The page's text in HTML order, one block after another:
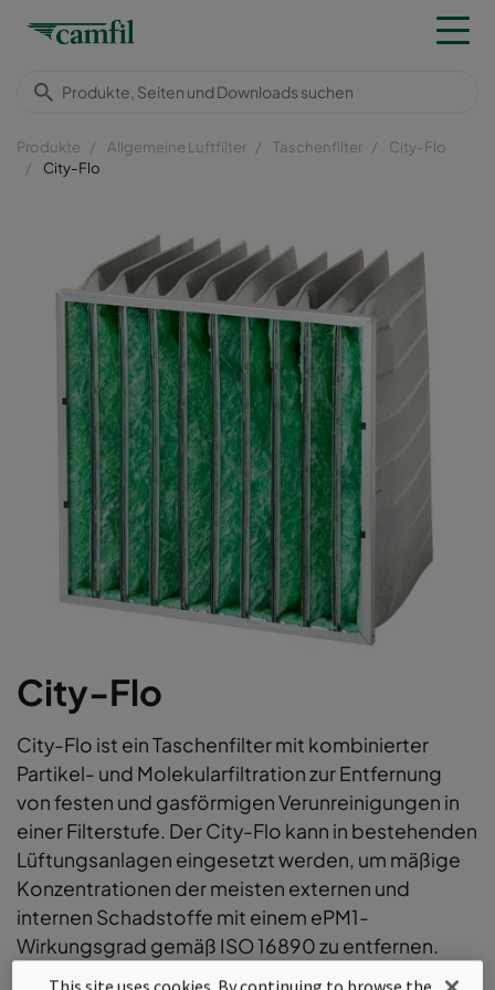
Produkte Allgemeine Luftfilter Taschenfilter
City-Flo
City-Flo
City-Flo
City-Flo ist ein Taschenfilter mit kombinierter
Partikel- und Molekularfiltration zur Entfernung
von festen und gasförmigen Verunreinigungen in
einer Filterstufe. Der City-Flo kann in bestehenden
Lüftungsanlagen eingesetzt werden, um mäßige
Konzentrationen der meisten externen und
internen Schadstoffe mit einem ePM1-
Wirkungsgrad gemäß ISO 16890 zu entfernen.